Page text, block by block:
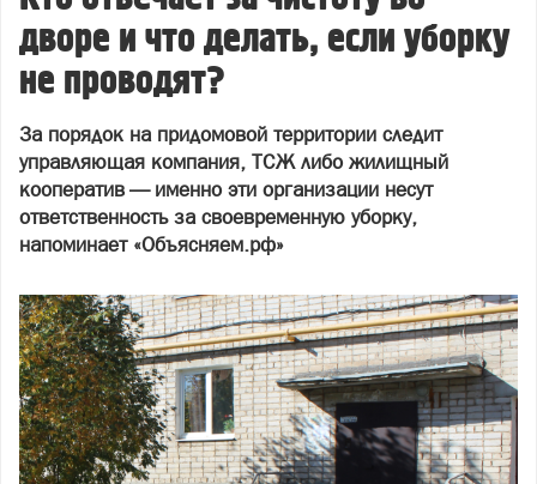
дворе и что делать, если уборку
не проводят?
За порядок на придомовой территории следит
управляющая компания, ТСЖ либо жилищный
кооператив — именно эти организации несут
ответственность за своевременную уборку,
напоминает «Объясняем.рф»